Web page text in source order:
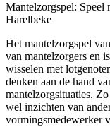
Mantelzorgspel: Speel
Harelbeke
Het mantelzorgspel
van mantelzorgers en
wisselen met
denken aan de hand
mantelzorgsituaties.
wel inzichten van
vormingsmedewerker